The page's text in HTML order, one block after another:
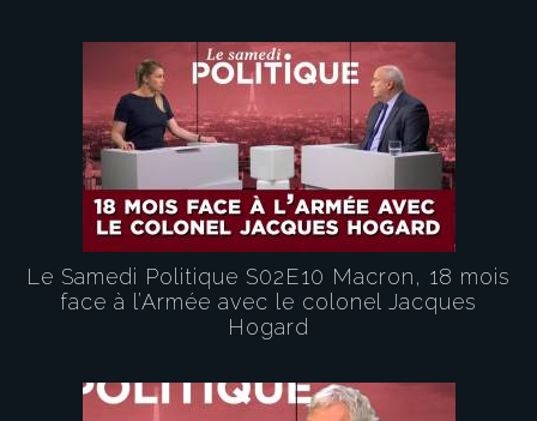
Le Samedi Politique S02E10 Macron, 18 mois
face à l’Armée avec le colonel Jacques
Hogard